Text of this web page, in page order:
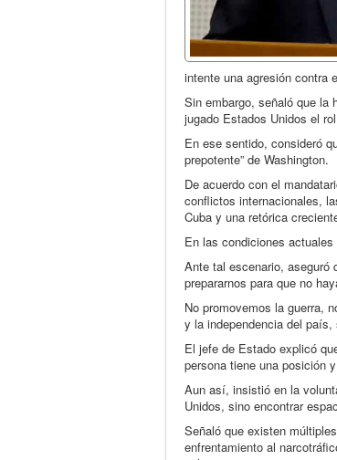
intente una agresión contra
Sin embargo, señaló que la
jugado Estados Unidos el
En ese sentido, consideró
prepotente” de Washington.
De acuerdo con el
conflictos internacionales,
Cuba y una retórica
En las condiciones
Ante tal escenario, aseguró
prepararnos para que no
No promovemos la guerra,
y la independencia del país,
El jefe de Estado explicó
persona tiene una posición
Aun así, insistió en la
Unidos, sino encontrar
Señaló que existen
enfrentamiento al